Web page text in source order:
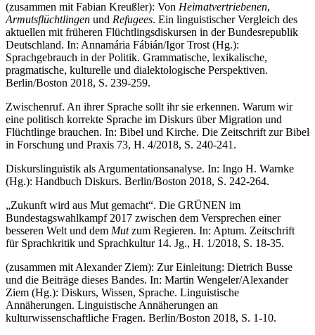
(zusammen mit Fabian Kreußler): Von Heimatvertriebenen,
Armutsflüchtlingen und Refugees. Ein linguistischer Vergleich des
aktuellen mit früheren Flüchtlingsdiskursen in der Bundesrepublik
Deutschland. In: Annamária Fábián/Igor Trost (Hg.):
Sprachgebrauch in der Politik. Grammatische, lexikalische,
pragmatische, kulturelle und dialektologische Perspektiven.
Berlin/Boston 2018, S. 239-259.
Zwischenruf. An ihrer Sprache sollt ihr sie erkennen. Warum wir
eine politisch korrekte Sprache im Diskurs über Migration und
Flüchtlinge brauchen. In: Bibel und Kirche. Die Zeitschrift zur Bibel
in Forschung und Praxis 73, H. 4/2018, S. 240-241.
Diskurslinguistik als Argumentationsanalyse. In: Ingo H. Warnke
(Hg.): Handbuch Diskurs. Berlin/Boston 2018, S. 242-264.
„Zukunft wird aus Mut gemacht“. Die GRÜNEN im
Bundestagswahlkampf 2017 zwischen dem Versprechen einer
besseren Welt und dem Mutzum Regieren. In: Aptum. Zeitschrift
für Sprachkritik und Sprachkultur 14. Jg., H. 1/2018, S. 18-35.
(zusammen mit Alexander Ziem): Zur Einleitung: Dietrich Busse
und die Beiträge dieses Bandes. In: Martin Wengeler/Alexander
Ziem (Hg.): Diskurs, Wissen, Sprache. Linguistische
Annäherungen. Linguistische Annäherungen an
kulturwissenschaftliche Fragen. Berlin/Boston 2018, S. 1-10.